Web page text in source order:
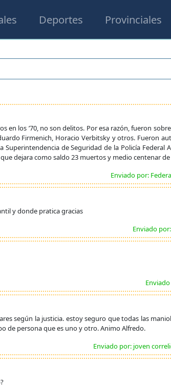
Deportes Provinciales
en los ’70, no son delitos. Por esa razón, fueron
Firmenich, Horacio Verbitsky y otros. Fueron
de Seguridad de la Policía Federal
dejara como saldo 23 muertos y medio centenar
Enviado por:
y donde pratica gracias
Enviado
según la justicia. estoy seguro que todas las
de persona que es uno y otro. Animo Alfredo.
Enviado por: joven